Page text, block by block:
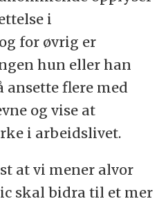
i
for øvrig er
hun eller han
ansette flere med
og vise at
i arbeidslivet.
at vi mener alvor
skal bidra til et mer